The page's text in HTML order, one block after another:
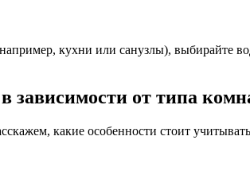
кухни или санузлы), выбирайте
зависимости от типа
какие особенности стоит